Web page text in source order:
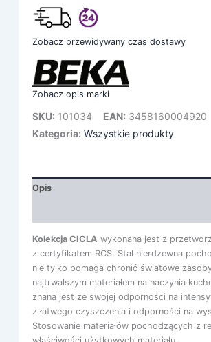
Zobacz przewidywany czas dostawy
Zobacz opis marki
SKU: 101034 EAN: 3458160004920
Kategoria: Wszystkie produkty
Opis
Kolekcja CICLA wykonana jest z
z certyfikatem RCS. Stal nierdzewna
nie tylko pomaga chronić światowe
najtrwalszym materiałem na naczynia
znana jest ze swojej odporności na
z łatwego czyszczenia i odporności na
Stosowanie materiałów pochodzących z